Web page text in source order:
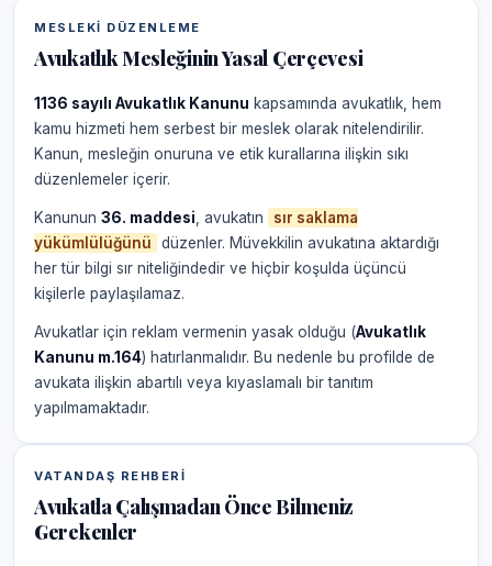
MESLEKI DÜZENLEME
Avukatlık Mesleğinin Yasal Çerçevesi
1136 sayılı Avukatlık Kanunu kapsamında avukatlık, hem
kamu hizmeti hem serbest bir meslek olarak nitelendirilir.
Kanun, mesleğin onuruna ve etik kurallarına ilişkin sıkı
düzenlemeler içerir.
Kanunun 36. maddesi , avukatın
sır saklama
yükümlülüğünü
düzenler. Müvekkilin avukatına aktardığı
her tür bilgi sır niteliğindedir ve hiçbir koşulda üçüncü
kişilerle paylaşılamaz.
Avukatlar için reklam vermenin yasak olduğu (Avukatlık
Kanunu m.164) hatırlanmalıdır. Bu nedenle bu profilde de
avukata ilişkin abartılı veya kıyaslamalı bir tanıtım
yapılmamaktadır.
VATANDAŞ REHBERI
Avukatla Çalışmadan Önce Bilmeniz
Gerekenler